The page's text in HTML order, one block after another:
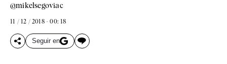
@mikelsegoviac
11 / 12 / 2018 - 00: 18
Seguir en